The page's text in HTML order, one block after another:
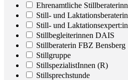
Ehrenamtliche
Still- und
Still- und
Stillbegleiterinnen DAIS
Stillberaterin FBZ Bensberg
Stillgruppe
StillspezialistInnen (R)
Stillsprechstunde